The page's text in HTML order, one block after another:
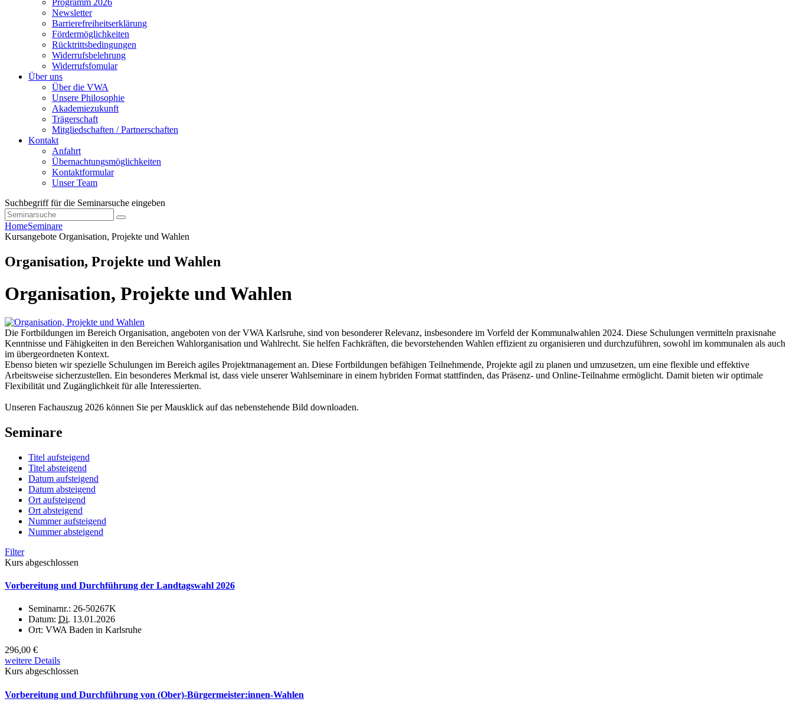
Programm 2026
Newsletter
Barrierefreiheitserklärung
Fördermöglichkeiten
Rücktrittsbedingungen
Widerrufsbelehrung
Widerrufsfomular
Über uns
Über die VWA
Unsere Philosophie
Akademiezukunft
Trägerschaft
Mitgliedschaften / Partnerschaften
Kontakt
Anfahrt
Übernachtungsmöglichkeiten
Kontaktformular
Unser Team
Suchbegriff für die Seminarsuche eingeben
HomeSeminare
Kursangebote Organisation, Projekte und Wahlen
Organisation, Projekte und Wahlen
Organisation, Projekte und Wahlen
Die Fortbildungen im Bereich Organisation, angeboten von der VWA Karlsruhe, sind von besonderer Relevanz, insbesondere im Vorfeld der Kommunalwahlen 2024. Diese Schulungen vermitteln praxisnahe
Kenntnisse und Fähigkeiten in den Bereichen Wahlorganisation und Wahlrecht. Sie helfen Fachkräften, die bevorstehenden Wahlen effizient zu organisieren und durchzuführen, sowohl im kommunalen als auch
im übergeordneten Kontext.
Ebenso bieten wir spezielle Schulungen im Bereich agiles Projektmanagement an. Diese Fortbildungen befähigen Teilnehmende, Projekte agil zu planen und umzusetzen, um eine flexible und effektive
Arbeitsweise sicherzustellen. Ein besonderes Merkmal ist, dass viele unserer Wahlseminare in einem hybriden Format stattfinden, das Präsenz- und Online-Teilnahme ermöglicht. Damit bieten wir optimale
Flexibilität und Zugänglichkeit für alle Interessierten.
Unseren Fachauszug 2026 können Sie per Mausklick auf das nebenstehende Bild downloaden.
Seminare
Titel aufsteigend
Titel absteigend
Datum aufsteigend
Datum absteigend
Ort aufsteigend
Ort absteigend
Nummer aufsteigend
Nummer absteigend
Filter
Kurs abgeschlossen
Vorbereitung und Durchführung der Landtagswahl 2026
Seminarnr.: 26-50267K
Datum: Di. 13.01.2026
Ort: VWA Baden in Karlsruhe
296,00 €
weitere Details
Kurs abgeschlossen
Vorbereitung und Durchführung von (Ober)-Bürgermeister:innen-Wahlen